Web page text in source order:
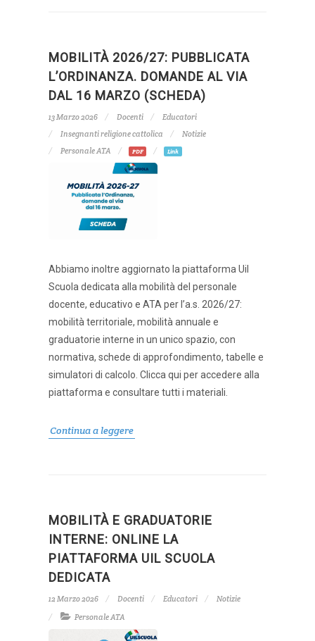
MOBILITÀ 2026/27: PUBBLICATA
L’ORDINANZA. DOMANDE AL VIA
DAL 16 MARZO (SCHEDA)
13 Marzo 2026 Docenti
Educatori
Insegnanti religione cattolica
Notizie
Personale ATA
PDF Link
Abbiamo inoltre aggiornato la piattaforma Uil
Scuola dedicata alla mobilità del personale
docente, educativo e ATA per l’a.s. 2026/27:
mobilità territoriale, mobilità annuale e
graduatorie interne in un unico spazio, con
normativa, schede di approfondimento, tabelle e
simulatori di calcolo. Clicca qui per accedere alla
piattaforma e consultare tutti i materiali.
Continua a leggere
MOBILITÀ E GRADUATORIE
INTERNE: ONLINE LA
PIATTAFORMA UIL SCUOLA
DEDICATA
12 Marzo 2026 Docenti Educatori
Notizie
Personale ATA